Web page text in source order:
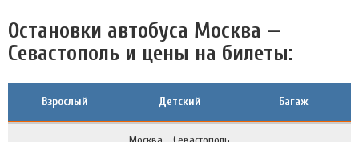
Остановки автобуса Москва —
Севастополь и цены на билеты:
Взрослый Детский Багаж